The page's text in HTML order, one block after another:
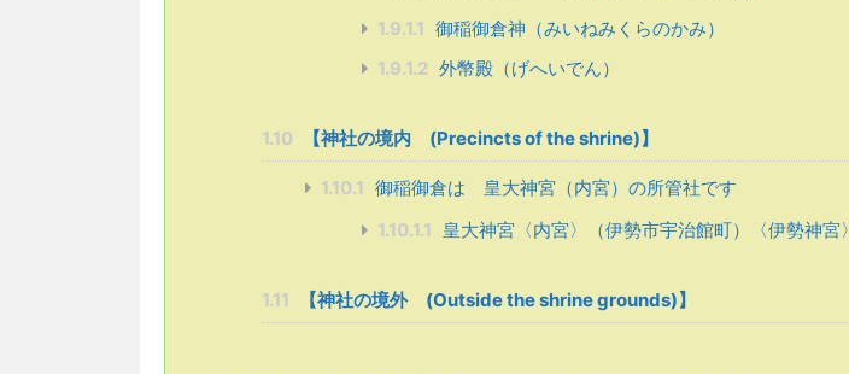
1.9.1.1 御稲御倉神（みいねみくらのかみ）
1.9.1.2 外幣殿（げへいでん）
1.10 【神社の境内 (Precincts of the shrine)】
1.10.1 御稲御倉は 皇大神宮（内宮）の所管社です
1.10.1.1
皇大神宮〈内宮〉（伊勢市宇治館町）〈伊勢神宮〉
1.11 【神社の境外 (Outside the shrine grounds)】